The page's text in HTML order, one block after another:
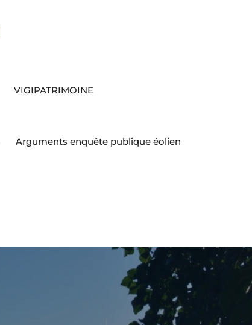
VIGIPATRIMOINE
Arguments enquête publique éolien